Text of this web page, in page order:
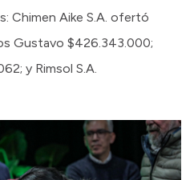
Chimen Aike S.A. ofertó
Gustavo $426.343.000;
y Rimsol S.A.